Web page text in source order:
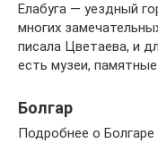
Елабуга — уездный
многих
писала Цветаева, и
есть музеи,
Болгар
Подробнее о Болгаре